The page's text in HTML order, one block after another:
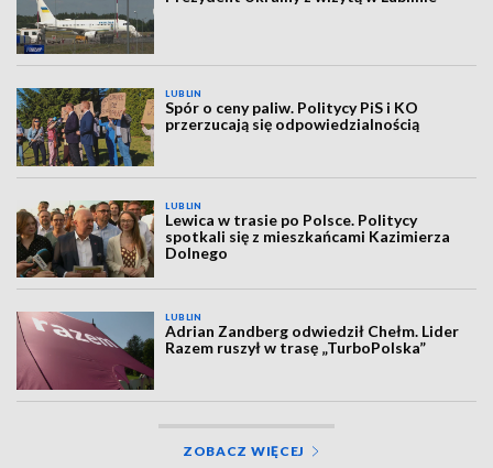
LUBLIN
Spór o ceny paliw. Politycy PiS i KO
przerzucają się odpowiedzialnością
LUBLIN
Lewica w trasie po Polsce. Politycy
spotkali się z mieszkańcami Kazimierza
Dolnego
LUBLIN
Adrian Zandberg odwiedził Chełm. Lider
Razem ruszył w trasę „TurboPolska”
ZOBACZ WIĘCEJ